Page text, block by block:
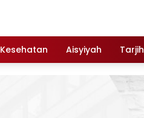
Kesehatan Aisyiyah Tarjih